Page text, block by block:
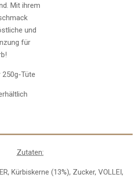
Mit ihrem
und
für
250g-Tüte
Zutaten:
Kürbiskerne (13%), Zucker, VOLLEI,